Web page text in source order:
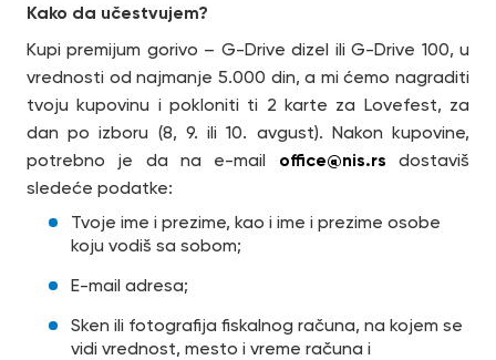
Kako da učestvujem?
Kupi premijum gorivo – G-Drive dizel ili G-Drive 100, u
vrednosti od najmanje 5.000 din, a mi ćemo nagraditi
tvoju kupovinu i pokloniti ti 2 karte za Lovefest, za
dan po izboru (8, 9. ili 10. avgust). Nakon kupovine,
potrebno je da na e-mail office@nis.rs dostaviš
sledeće podatke:
Tvoje ime i prezime, kao i ime i prezime osobe
koju vodiš sa sobom;
E-mail adresa;
Sken ili fotografija fiskalnog računa, na kojem se
vidi vrednost, mesto i vreme računa i